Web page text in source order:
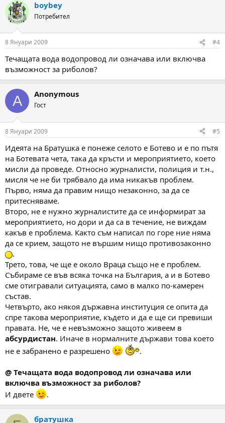
boybey
Потребител
8 Януари 2009 #4
Течащата вода водопровод ли означава или включва
възможност за риболов?
A Anonymous
Гост
8 Януари 2009 #5
Идеята на Братушка е понеже селото е Ботево и е по пътя
на Ботевата чета, така да кръсти и мероприятието, което
мисли да проведе. Относно журналисти, полиция и т.н.,
мисля че не би трябвало да има никакъв проблем.
Първо, няма да правим нищо незаконно, за да се
притесняваме.
Второ, не е нужно журналистите да се информират за
мероприятието, но дори и да са в течение, не виждам
какъв е проблема. Както съм написал по горе ние няма
да се крием, защото не вършим нищо противозаконно
.
Трето, това, че ще е около Враца също не е проблем.
Събираме се във всяка точка на България, а и в Ботево
сме отигравали ситуацията, само в малко по-камерен
състав.
Четвърто, ако някоя държавна институция се опита да
спре такова мероприятие, където и да е ще си превиши
правата. Не, че е невъзможно защото живеем в
абсурдистан. Иначе в нормалните държави това което
не е забранено е разрешено
.
@ Течащата вода водопровод ли означава или
включва възможност за риболов?
И двете
.
братушка